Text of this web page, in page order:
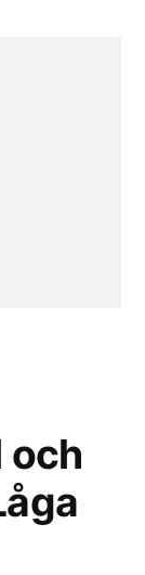
och